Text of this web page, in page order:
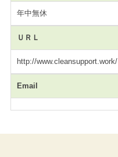
年中無休
ＵＲＬ
http://www.cleansupport.work/
Email